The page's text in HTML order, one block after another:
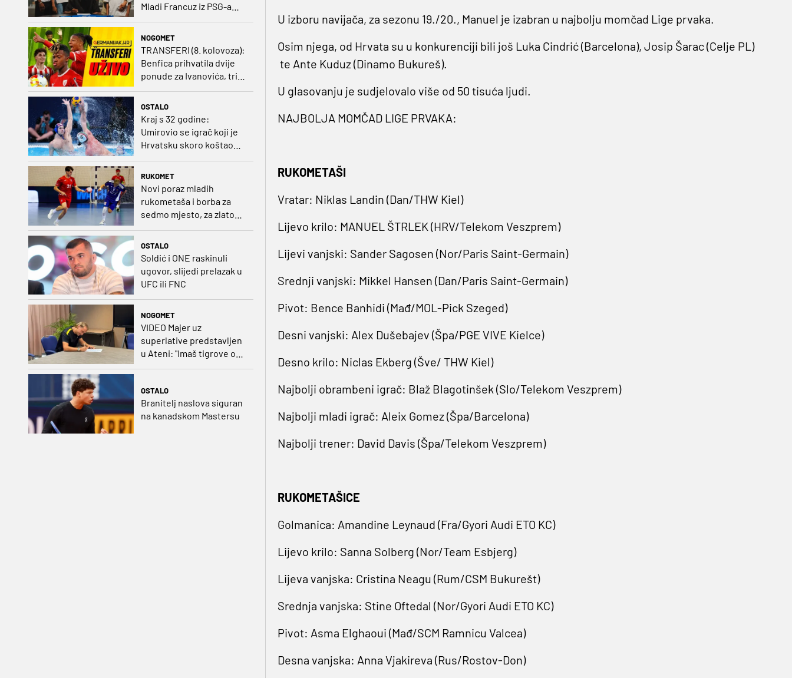
Mladi Francuz iz PSG-a
zadužio dres Plavih!
NOGOMET
TRANSFERI (8. kolovoza):
Benfica prihvatila dvije
ponude za Ivanovića, tri
OSTALO
Kraj s 32 godine:
Umirovio se igrač koji je
Hrvatsku skoro koštao
RUKOMET
Novi poraz mladih
rukometaša i borba za
sedmo mjesto, za zlato
OSTALO
Soldić i ONE raskinuli
ugovor, slijedi prelazak u
UFC ili FNC
NOGOMET
VIDEO Majer uz
superlative predstavljen
u Ateni: "Imaš tigrove oči,
OSTALO
Branitelj naslova siguran
na kanadskom Mastersu
U izboru navijača, za sezonu 19./20., Manuel je izabran u najbolju momčad Lige prvaka.
Osim njega, od Hrvata su u konkurenciji bili još Luka Cindrić (Barcelona), Josip Šarac (Celje PL)
te Ante Kuduz (Dinamo Bukureš).
U glasovanju je sudjelovalo više od 50 tisuća ljudi.
NAJBOLJA MOMČAD LIGE PRVAKA:
RUKOMETAŠI
Vratar: Niklas Landin (Dan/THW Kiel)
Lijevo krilo: MANUEL ŠTRLEK (HRV/Telekom Veszprem)
Lijevi vanjski: Sander Sagosen (Nor/Paris Saint-Germain)
Srednji vanjski: Mikkel Hansen (Dan/Paris Saint-Germain)
Pivot: Bence Banhidi (Mađ/MOL-Pick Szeged)
Desni vanjski: Alex Dušebajev (Špa/PGE VIVE Kielce)
Desno krilo: Niclas Ekberg (Šve/ THW Kiel)
Najbolji obrambeni igrač: Blaž Blagotinšek (Slo/Telekom Veszprem)
Najbolji mladi igrač: Aleix Gomez (Špa/Barcelona)
Najbolji trener: David Davis (Špa/Telekom Veszprem)
RUKOMETAŠICE
Golmanica: Amandine Leynaud (Fra/Gyori Audi ETO KC)
Lijevo krilo: Sanna Solberg (Nor/Team Esbjerg)
Lijeva vanjska: Cristina Neagu (Rum/CSM Bukurešt)
Srednja vanjska: Stine Oftedal (Nor/Gyori Audi ETO KC)
Pivot: Asma Elghaoui (Mađ/SCM Ramnicu Valcea)
Desna vanjska: Anna Vjakireva (Rus/Rostov-Don)